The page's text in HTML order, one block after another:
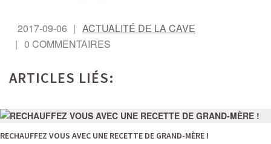
2017-09-06
ACTUALITÉ DE LA CAVE
0 COMMENTAIRES
ARTICLES LIÉS:
RECHAUFFEZ VOUS AVEC UNE RECETTE DE GRAND-MÈRE !